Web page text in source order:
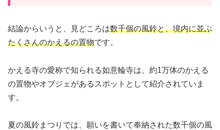
結論からいうと、見どころは数千個の風鈴と、境内に並ぶ
たくさんのかえるの置物です。
かえる寺の愛称で知られる如意輪寺は、約1万体のかえる
の置物やオブジェがあるスポットとして紹介されていま
す。
夏の風鈴まつりでは、願いを書いて奉納された数千個の風